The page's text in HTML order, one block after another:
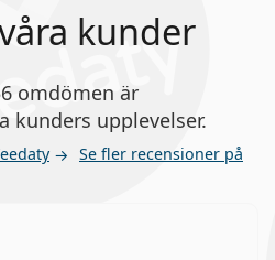
kunder
omdömen är
kunders upplevelser.
Se fler recensioner på